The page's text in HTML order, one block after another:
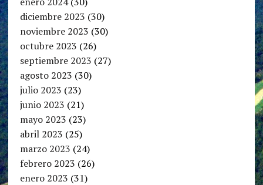
diciembre 2023 (30)
noviembre 2023 (30)
octubre 2023 (26)
septiembre 2023 (27)
agosto 2023 (30)
julio 2023 (23)
junio 2023 (21)
mayo 2023 (23)
abril 2023 (25)
marzo 2023 (24)
febrero 2023 (26)
enero 2023 (31)